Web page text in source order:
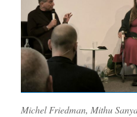
Michel Friedman, Mithu